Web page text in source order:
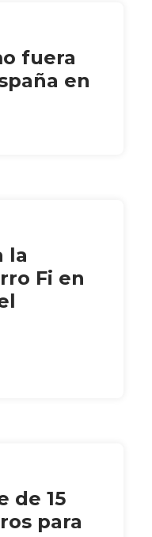
fuera
en
la
Fi en
de 15
para